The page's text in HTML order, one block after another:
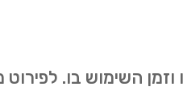
השימוש בו. לפירוט